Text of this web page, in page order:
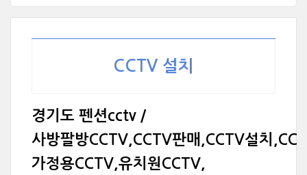
CCTV 설치
경기도 펜션cctv /
사방팔방CCTV,CCTV판매,CCTV설치
가정용CCTV,유치원CCTV,